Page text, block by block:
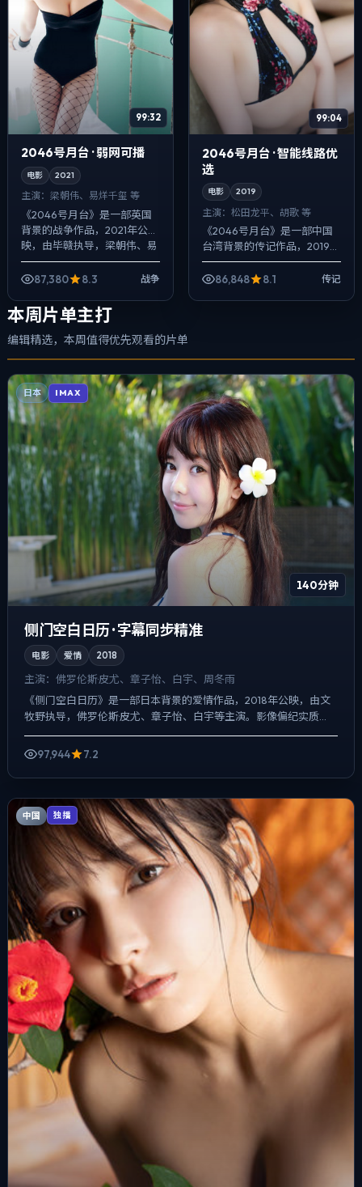
99:32
2046号月台 · 弱网可播
电影 2021
主演： 梁朝伟、易烊千玺 等
《2046号月台》是一部英国
背景的战争作品，2021年公
映，由毕赣执导，梁朝伟、易
烊千玺、李秉宪等主演。配乐
克制，关键场面反而以环境声
87,380 8.3 战争
99:04
2046号月台 · 智能线路优
选
电影 2019
主演： 松田龙平、胡歌 等
《2046号月台》是一部中国
台湾背景的传记作品，2019年
公映，由刁亦男执导，松田龙
平、胡歌、廖凡等主演。配乐
86,848 8.1 传记
本周片单主打
编辑精选，本周值得优先观看的片单
日本 IMAX
140分钟
侧门空白日历 · 字幕同步精准
电影 爱情 2018
主演： 佛罗伦斯·皮尤、章子怡、白宇、周冬雨
《侧门空白日历》是一部日本背景的爱情作品，2018年公映，由文
牧野执导，佛罗伦斯·皮尤、章子怡、白宇等主演。影像偏纪实质
97,944
7.2
中国 独播